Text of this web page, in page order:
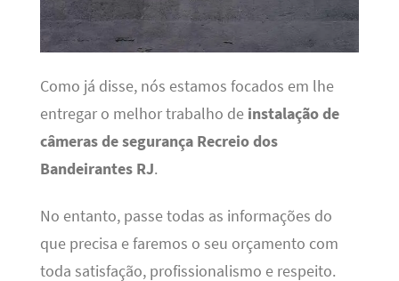
Como já disse, nós estamos focados em lhe
entregar o melhor trabalho de instalação de
câmeras de segurança Recreio dos
Bandeirantes RJ.
No entanto, passe todas as informações do
que precisa e faremos o seu orçamento com
toda satisfação, profissionalismo e respeito.